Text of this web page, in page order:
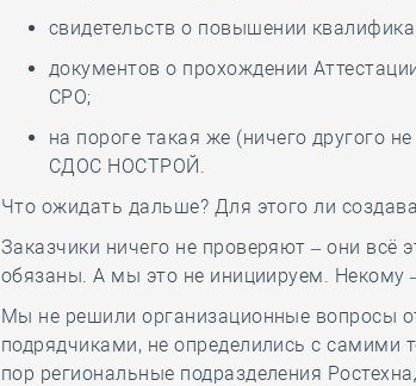
свидетельств о повышении
документов о прохождении
СРО;
на пороге такая же (ничего другого
СДОС НОСТРОЙ.
Что ожидать дальше? Для этого ли
Заказчики ничего не проверяют – они всё
обязаны. А мы это не инициируем. Некому
Мы не решили организационные вопросы
подрядчиками, не определились с самими
пор региональные подразделения